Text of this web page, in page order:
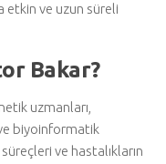
etkin ve uzun süreli
Bakar?
uzmanları,
biyoinformatik
ve hastalıkların